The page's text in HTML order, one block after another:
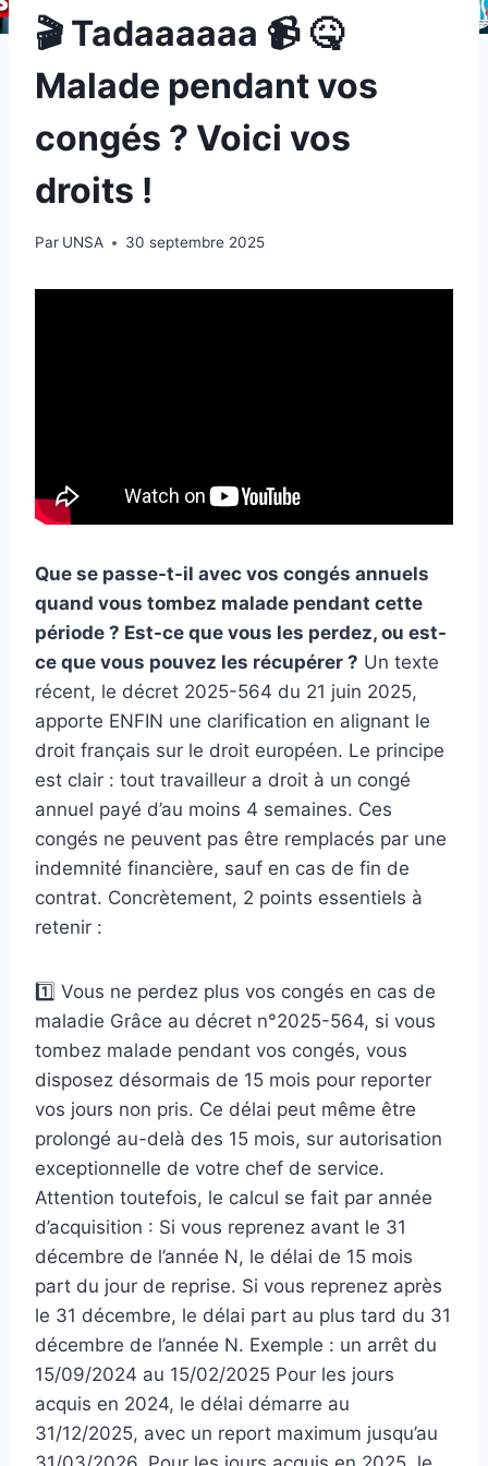
🎬 Tadaaaaaa 📹 🤒
Malade pendant vos
congés ? Voici vos
droits !
Par UNSA 30 septembre 2025
Que se passe-t-il avec vos congés annuels
quand vous tombez malade pendant cette
période ? Est-ce que vous les perdez, ou est-
ce que vous pouvez les récupérer ? Un texte
récent, le décret 2025-564 du 21 juin 2025,
apporte ENFIN une clarification en alignant le
droit français sur le droit européen. Le principe
est clair : tout travailleur a droit à un congé
annuel payé d’au moins 4 semaines. Ces
congés ne peuvent pas être remplacés par une
indemnité financière, sauf en cas de fin de
contrat. Concrètement, 2 points essentiels à
retenir :
1️⃣ Vous ne perdez plus vos congés en cas de
maladie Grâce au décret n°2025-564, si vous
tombez malade pendant vos congés, vous
disposez désormais de 15 mois pour reporter
vos jours non pris. Ce délai peut même être
prolongé au-delà des 15 mois, sur autorisation
exceptionnelle de votre chef de service.
Attention toutefois, le calcul se fait par année
d’acquisition : Si vous reprenez avant le 31
décembre de l’année N, le délai de 15 mois
part du jour de reprise. Si vous reprenez après
le 31 décembre, le délai part au plus tard du 31
décembre de l’année N. Exemple : un arrêt du
15/09/2024 au 15/02/2025 Pour les jours
acquis en 2024, le délai démarre au
31/12/2025, avec un report maximum jusqu’au